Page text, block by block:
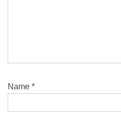
Name *